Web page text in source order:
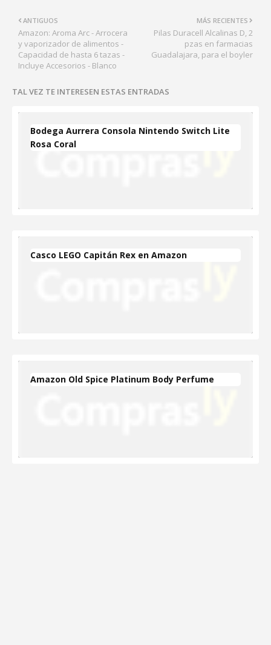
MÁS RECIENTES
Pilas Duracell Alcalinas D, 2
pzas en farmacias
Guadalajara, para el boyler
ANTIGUOS
Amazon: Aroma Arc - Arrocera
y vaporizador de alimentos -
Capacidad de hasta 6 tazas -
Incluye Accesorios - Blanco
TAL VEZ TE INTERESEN ESTAS ENTRADAS
Bodega Aurrera Consola Nintendo Switch Lite
Rosa Coral
Casco LEGO Capitán Rex en Amazon
Amazon Old Spice Platinum Body Perfume